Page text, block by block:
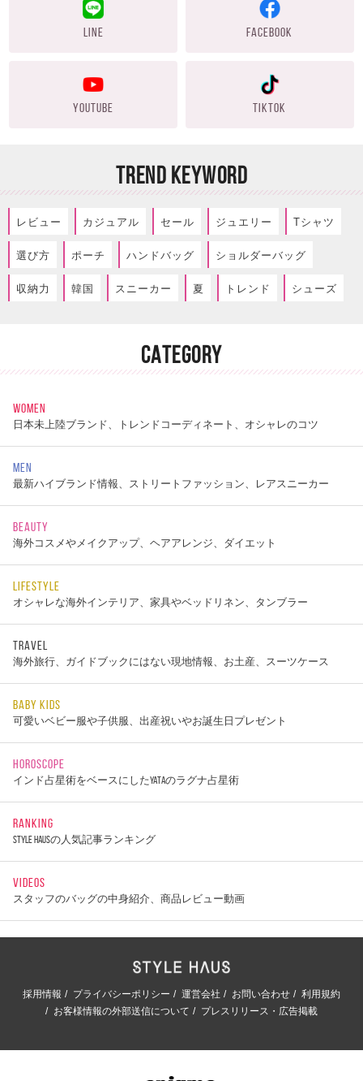
LINE FACEBOOK
YOUTUBE TIKTOK
TREND KEYWORD
レビュー カジュアル セール ジュエリー Tシャツ
選び方 ポーチ ハンドバッグ ショルダーバッグ
収納力 韓国 スニーカー 夏 トレンド シューズ
CATEGORY
WOMEN
日本未上陸ブランド、トレンドコーディネート、オシャレのコツ
MEN
最新ハイブランド情報、ストリートファッション、レアスニーカー
BEAUTY
海外コスメやメイクアップ、ヘアアレンジ、ダイエット
LIFESTYLE
オシャレな海外インテリア、家具やベッドリネン、タンブラー
TRAVEL
海外旅行、ガイドブックにはない現地情報、お土産、スーツケース
BABY KIDS
可愛いベビー服や子供服、出産祝いやお誕生日プレゼント
HOROSCOPE
インド占星術をベースにしたYATAのラグナ占星術
RANKING
STYLE HAUSの人気記事ランキング
VIDEOS
スタッフのバッグの中身紹介、商品レビュー動画
採用情報 プライバシーポリシー 運営会社 お問い合わせ
利用規約
お客様情報の外部送信について
プレスリリース・広告掲載